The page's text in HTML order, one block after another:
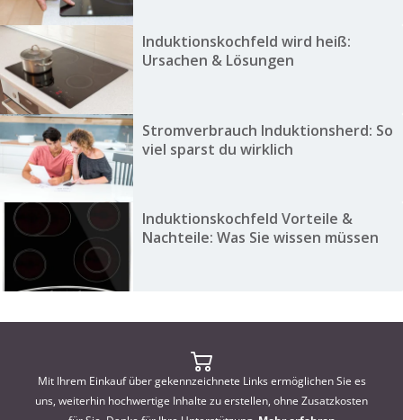
Induktionskochfeld wird heiß:
Ursachen & Lösungen
Stromverbrauch Induktionsherd: So
viel sparst du wirklich
Induktionskochfeld Vorteile &
Nachteile: Was Sie wissen müssen
Mit Ihrem Einkauf über gekennzeichnete Links ermöglichen Sie es
uns, weiterhin hochwertige Inhalte zu erstellen, ohne Zusatzkosten